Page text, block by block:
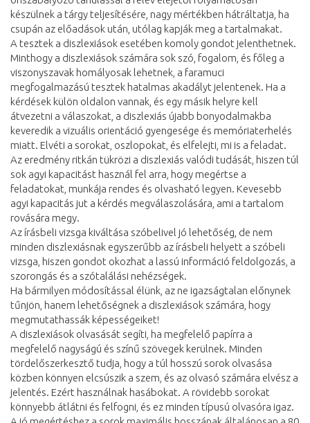
készülnek a tárgy teljesítésére, nagy mértékben hátráltatja, ha
csupán az előadások után, utólag kapják meg a tartalmakat.
A tesztek a diszlexiások esetében komoly gondot jelenthetnek.
Minthogy a diszlexiások számára sok szó, fogalom, és főleg a
viszonyszavak homályosak lehetnek, a faramuci
megfogalmazású tesztek hatalmas akadályt jelentenek. Ha a
kérdések külön oldalon vannak, és egy másik helyre kell
átvezetni a válaszokat, a diszlexiás újabb bonyodalmakba
keveredik a vizuális orientáció gyengesége és memóriaterhelés
miatt. Elvéti a sorokat, oszlopokat, és elfelejti, mi is a feladat.
Az eredmény ritkán tükrözi a diszlexiás valódi tudását, hiszen túl
sok agyi kapacitást használ fel arra, hogy megértse a
feladatokat, munkája rendes és olvasható legyen. Kevesebb
agyi kapacitás jut a kérdés megválaszolására, ami a tartalom
rovására megy.
Az írásbeli vizsga kiváltása szóbelivel jó lehetőség, de nem
minden diszlexiásnak egyszerűbb az írásbeli helyett a szóbeli
vizsga, hiszen gondot okozhat a lassú információ feldolgozás, a
szorongás és a szótalálási nehézségek.
Ha bármilyen módosítással élünk, az ne igazságtalan előnynek
tűnjön, hanem lehetőségnek a diszlexiások számára, hogy
megmutathassák képességeiket!
A diszlexiások olvasását segíti, ha megfelelő papírra a
megfelelő nagyságú és színű szövegek kerülnek. Minden
tördelőszerkesztő tudja, hogy a túl hosszú sorok olvasása
közben könnyen elcsúszik a szem, és az olvasó számára elvész a
jelentés. Ezért használnak hasábokat. A rövidebb sorokat
könnyebb átlátni és felfogni, és ez minden típusú olvasóra igaz.